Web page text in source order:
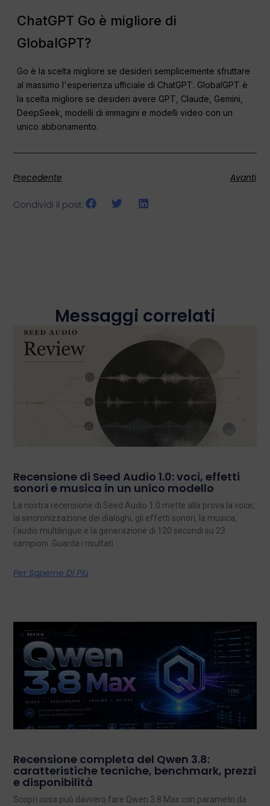
ChatGPT Go è migliore di
GlobalGPT?
Go è la scelta migliore se desideri semplicemente sfruttare
al massimo l'esperienza ufficiale di ChatGPT. GlobalGPT è
la scelta migliore se desideri avere GPT, Claude, Gemini,
DeepSeek, modelli di immagini e modelli video con un
unico abbonamento.
Precedente Avanti
Condividi il post:
Messaggi correlati
Recensione di Seed Audio 1.0: voci, effetti
sonori e musica in un unico modello
La nostra recensione di Seed Audio 1.0 mette alla prova la voce,
la sincronizzazione dei dialoghi, gli effetti sonori, la musica,
l'audio multilingue e la generazione di 120 secondi su 23
campioni. Guarda i risultati.
Per Saperne Di Più
Recensione completa del Qwen 3.8:
caratteristiche tecniche, benchmark, prezzi
e disponibilità
Scopri cosa può davvero fare Qwen 3.8 Max con parametri da